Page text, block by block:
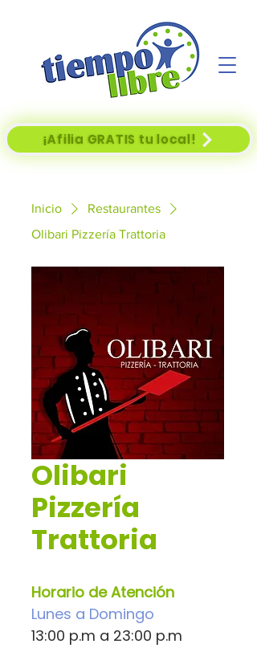
¡Afilia GRATIS tu local!
Inicio
Restaurantes
Olibari Pizzería Trattoria
Olibari
Pizzería
Trattoria
Horario de Atención
Lunes a Domingo
13:00 p.m a 23:00 p.m